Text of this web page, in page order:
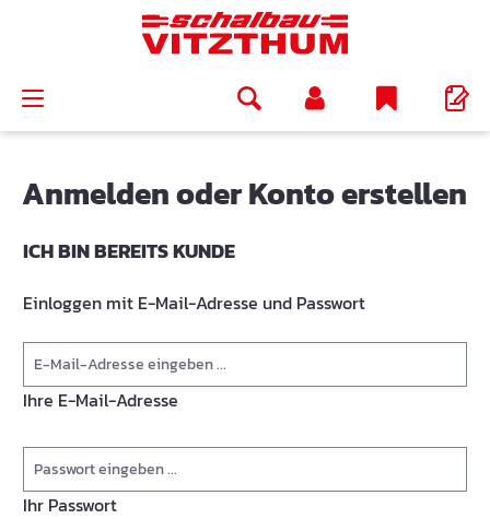
Anmelden oder Konto erstellen
ICH BIN BEREITS KUNDE
Einloggen mit E-Mail-Adresse und Passwort
Ihre E-Mail-Adresse
Ihr Passwort